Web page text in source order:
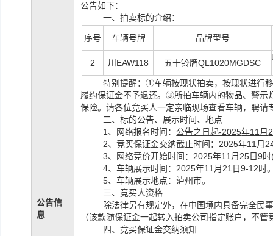
公告信
息
公告如下：
一、拍卖标的介绍：
序号 车辆号牌 品牌型号
2 川 EAW118 五十铃牌QL1020MGDSC
特别提醒：①车辆按现状拍卖，按现状进行
履约保证金不予退还。 ③所拍车辆内的物品、警示
保险。请各位竞买人一定亲临现场查看车辆，聘
二、标的公告、展示时间、地点
1、网络报名时间： 公告之日起-2025年11 月
2、竞买保证金交纳截止时间： 2025年11 月
3、网络竞价开始时间： 2025年11 月 25日9时
4、车辆展示时间：2025年11月21日9-12时
5、车辆展示地点：泸州市。
三、竞买人资格
除法律另有规定外，在中国境内具备完全民
（该款随保证金一起转入拍卖公司指定账户，不
四、竞买保证金交纳须知